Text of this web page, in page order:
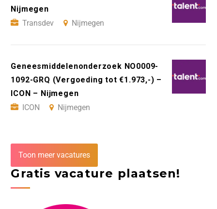
Nijmegen
Transdev
Nijmegen
Geneesmiddelenonderzoek NO0009-
1092-GRQ (Vergoeding tot €1.973,-) –
ICON – Nijmegen
ICON
Nijmegen
Toon meer vacatures
Gratis vacature plaatsen!